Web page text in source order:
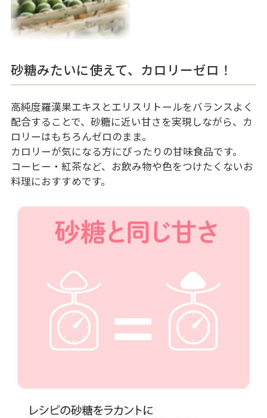
砂糖みたいに使えて、カロリーゼロ！
高純度羅漢果エキスとエリスリトールをバランスよく
配合することで、砂糖に近い甘さを実現しながら、カ
ロリーはもちろんゼロのまま。
カロリーが気になる方にぴったりの甘味食品です。
コーヒー・紅茶など、お飲み物や色をつけたくないお
料理におすすめです。